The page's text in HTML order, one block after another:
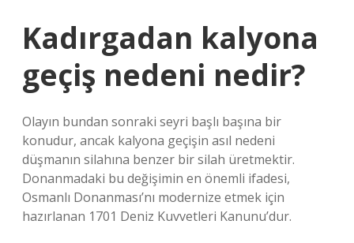
Kadırgadan kalyona
geçiş nedeni nedir?
Olayın bundan sonraki seyri başlı başına bir
konudur, ancak kalyona geçişin asıl nedeni
düşmanın silahına benzer bir silah üretmektir.
Donanmadaki bu değişimin en önemli ifadesi,
Osmanlı Donanması’nı modernize etmek için
hazırlanan 1701 Deniz Kuvvetleri Kanunu’dur.